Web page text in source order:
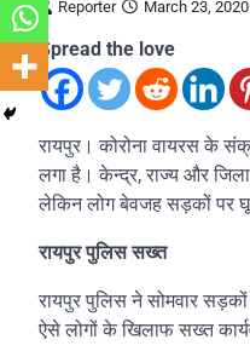
Reporter March 23, 2020
Spread the love
रायपुर। कोरोना वायरस के
लगा है। केन्द्र, राज्य और
लेकिन लोग बेवजह सड़कों पर
रायपुर पुलिस सख्त
रायपुर पुलिस ने सोमवार
ऐसे लोगों के खिलाफ सख्त